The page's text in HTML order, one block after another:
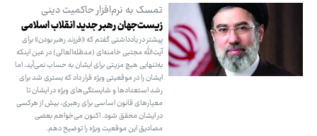
تمسک به نرم‌افزار حاکمیت دینی
زیست‌جهان رهبر جدید انقلاب اسلامی
پیشتر در یادداشتی گفتم که «فرزند رهبر بودن» برای
آیت‌الله مجتبی خامنه‌ای (مدظله‌العالی) در عین اینکه
به‌تنهایی هیچ مزیتی برای ایشان به حساب نمی‌آید، اما
ایشان را در موقعیتی ویژه قرار داد که بستری شد برای
رشد استعدادها و شایستگی‌های ویژه در ایشان تا
معیارهای قانون اساسی برای رهبری، بیش از هرکسی
در ایشان محقق شود. اکنون می‌خواهم بعضی
مصادیق این موقعیت ویژه را توضیح دهم.